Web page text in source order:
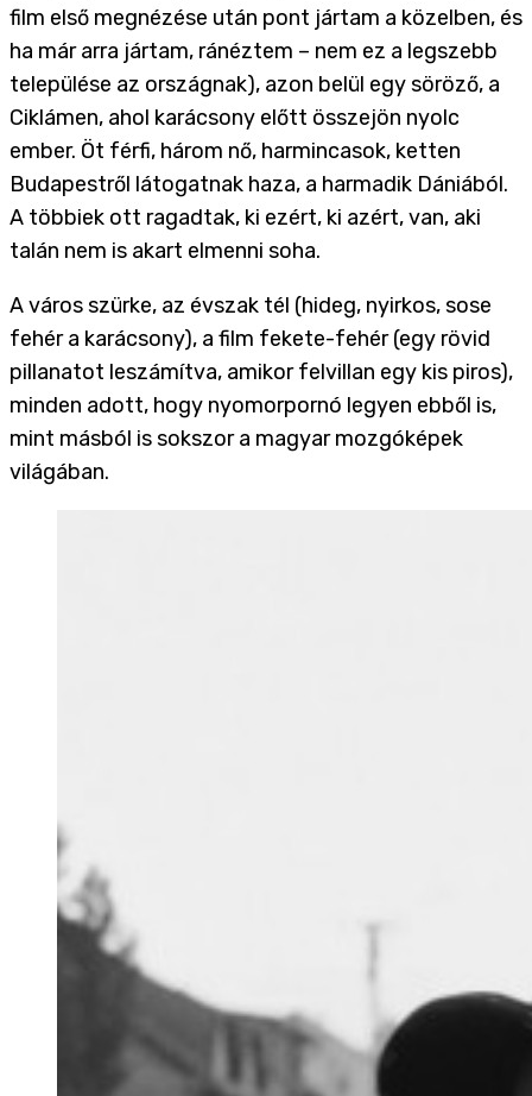
film első megnézése után pont jártam a közelben, és
ha már arra jártam, ránéztem – nem ez a legszebb
települése az országnak), azon belül egy söröző, a
Ciklámen, ahol karácsony előtt összejön nyolc
ember. Öt férfi, három nő, harmincasok, ketten
Budapestről látogatnak haza, a harmadik Dániából.
A többiek ott ragadtak, ki ezért, ki azért, van, aki
talán nem is akart elmenni soha.
A város szürke, az évszak tél (hideg, nyirkos, sose
fehér a karácsony), a film fekete-fehér (egy rövid
pillanatot leszámítva, amikor felvillan egy kis piros),
minden adott, hogy nyomorpornó legyen ebből is,
mint másból is sokszor a magyar mozgóképek
világában.